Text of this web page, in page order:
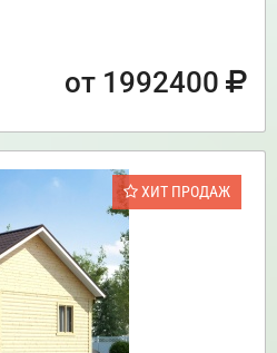
от 1992400
ХИТ ПРОДАЖ